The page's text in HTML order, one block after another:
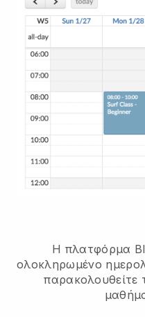
Η πλατφόρμα
ολοκληρωμένο
παρακολουθείτε